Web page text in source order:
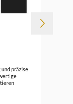
präzise